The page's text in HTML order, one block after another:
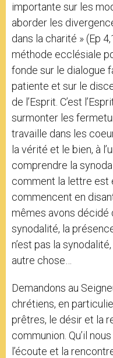
importante sur les
aborder les
dans la charité » (Ep
méthode ecclésiale
fonde sur le dialogue
patiente et sur le
de l’Esprit. C’est
surmonter les
travaille dans les
la vérité et le bien, à
comprendre la
comment la lettre est
commencent en
mêmes avons décidé
synodalité, la
n’est pas la
autre chose…
Demandons au
chrétiens, en
prêtres, le désir et la
communion. Qu’il
l’écoute et la